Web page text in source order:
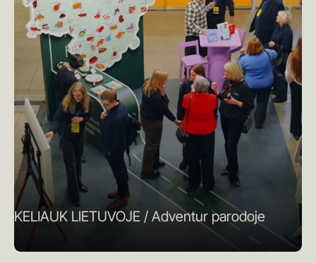
KELIAUK LIETUVOJE / Adventur parodoje